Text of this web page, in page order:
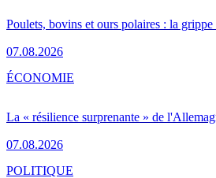
Poulets, bovins et ours polaires : la grippe
07.08.2026
La « résilience surprenante » de
07.08.2026
ÉCONOMIE
POLITIQUE